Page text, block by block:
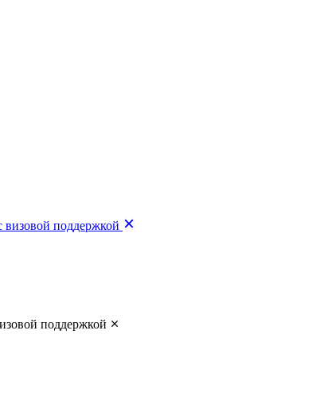
визовой поддержкой
поддержкой